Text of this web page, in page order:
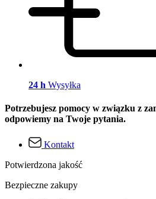
24 h Wysyłka
Potrzebujesz pomocy w związku z
odpowiemy na Twoje pytania.
Kontakt
Potwierdzona jakość
Bezpieczne zakupy